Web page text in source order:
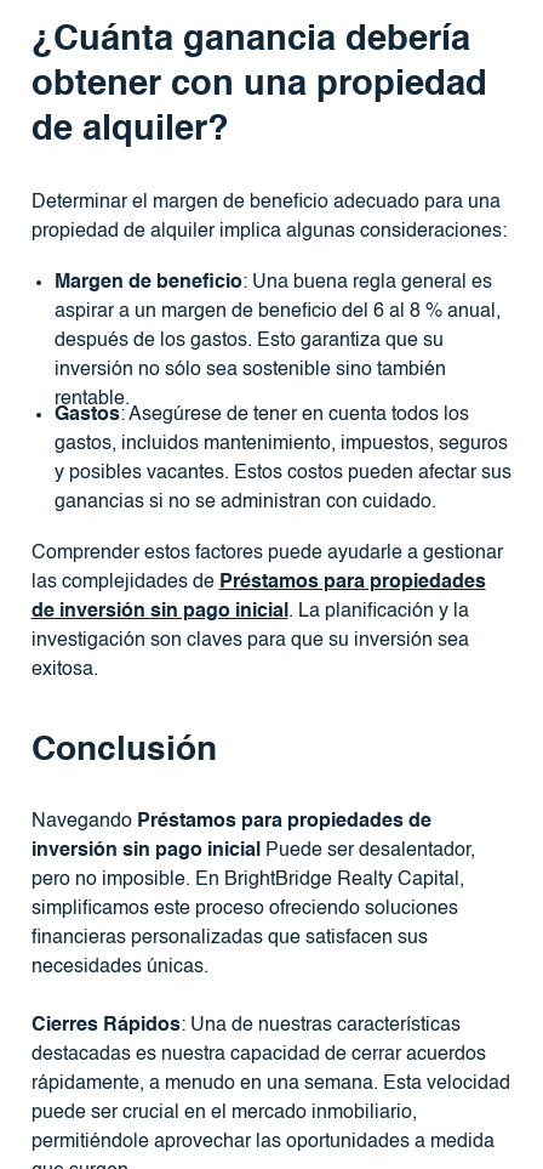
¿Cuánta ganancia debería
obtener con una propiedad
de alquiler?
Determinar el margen de beneficio adecuado para una
propiedad de alquiler implica algunas consideraciones:
Margen de beneficio: Una buena regla general es
aspirar a un margen de beneficio del 6 al 8 % anual,
después de los gastos. Esto garantiza que su
inversión no sólo sea sostenible sino también
rentable.
Gastos: Asegúrese de tener en cuenta todos los
gastos, incluidos mantenimiento, impuestos, seguros
y posibles vacantes. Estos costos pueden afectar sus
ganancias si no se administran con cuidado.
Comprender estos factores puede ayudarle a gestionar
las complejidades de Préstamos para propiedades
de inversión sin pago inicial . La planificación y la
investigación son claves para que su inversión sea
exitosa.
Conclusión
Navegando Préstamos para propiedades de
inversión sin pago inicial
Puede ser desalentador,
pero no imposible. En BrightBridge Realty Capital,
simplificamos este proceso ofreciendo soluciones
financieras personalizadas que satisfacen sus
necesidades únicas.
Cierres Rápidos: Una de nuestras características
destacadas es nuestra capacidad de cerrar acuerdos
rápidamente, a menudo en una semana. Esta velocidad
puede ser crucial en el mercado inmobiliario,
permitiéndole aprovechar las oportunidades a medida